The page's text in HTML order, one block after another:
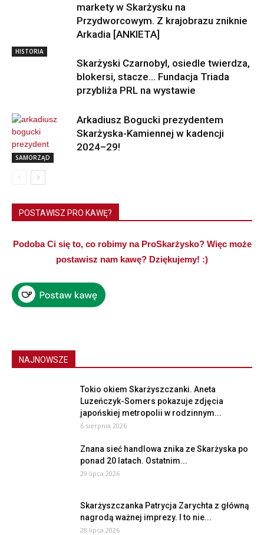
markety w Skarżysku na
Przydworcowym. Z krajobrazu zniknie
Arkadia [ANKIETA]
HISTORIA
Skarżyski Czarnobyl, osiedle twierdza,
blokersi, stacze… Fundacja Triada
przybliża PRL na wystawie
SAMORZĄD
Arkadiusz Bogucki prezydentem
Skarżyska-Kamiennej w kadencji
2024–29!
POSTAWISZ PRO KAWĘ?
Podoba Ci się to, co robimy na ProSkarżysko? Więc może
postawisz nam kawę? Dziękujemy! :)
NAJNOWSZE
Tokio okiem Skarżyszczanki. Aneta
Luzeńczyk-Somers pokazuje zdjęcia
japońskiej metropolii w rodzinnym...
6 sierpnia 2026
Znana sieć handlowa znika ze Skarżyska po
ponad 20 latach. Ostatnim...
29 lipca 2026
Skarżyszczanka Patrycja Zarychta z główną
nagrodą ważnej imprezy. I to nie...
28 lipca 2026